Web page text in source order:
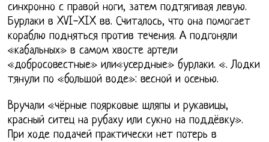
синхронно с правой ноги, затем подтягивая левую.
Бурлаки в XVI-XIX вв. Считалось, что она помогает
кораблю подняться против течения. А подгоняли
«кабальных» в самом хвосте артели
«добросовестные» или«усердные» бурлаки. «. Лодки
тянули по «большой воде»: весной и осенью.
Вручали «чёрные поярковые шляпы и рукавицы,
красный ситец на рубаху или сукно на поддёвку».
При ходе подачей практически нет потерь в